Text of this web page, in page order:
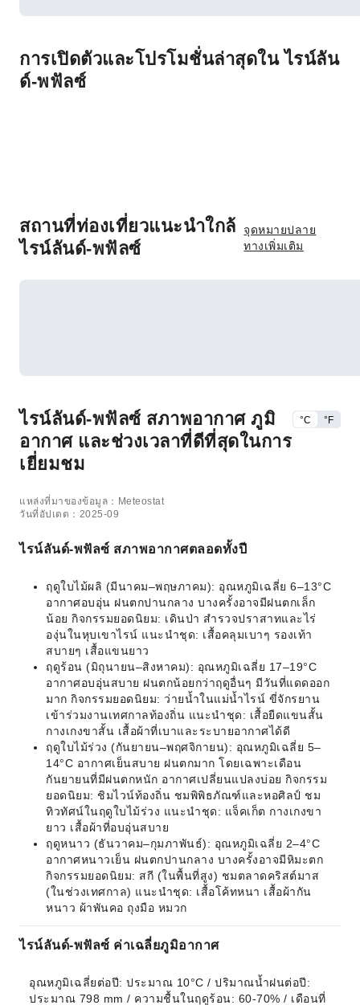
การเปิดตัวและโปรโมชั่นล่าสุดใน ไรน์ลัน
ด์-พฟัลซ์
สถานที่ท่องเที่ยวแนะนำใกล้
ไรน์ลันด์-พฟัลซ์
จุดหมายปลาย
ทางเพิ่มเติม
ไรน์ลันด์-พฟัลซ์ สภาพอากาศ ภูมิ
อากาศ และช่วงเวลาที่ดีที่สุดในการ
เยี่ยมชม
°C °F
แหล่งที่มาของข้อมูล：Meteostat
วันที่อัปเดต：2025-09
ไรน์ลันด์-พฟัลซ์ สภาพอากาศตลอดทั้งปี
ฤดูใบไม้ผลิ (มีนาคม–พฤษภาคม): อุณหภูมิเฉลี่ย 6–13°C
อากาศอบอุ่น ฝนตกปานกลาง บางครั้งอาจมีฝนตกเล็ก
น้อย กิจกรรมยอดนิยม: เดินป่า สำรวจปราสาทและไร่
องุ่นในหุบเขาไรน์ แนะนำชุด: เสื้อคลุมเบาๆ รองเท้า
สบายๆ เสื้อแขนยาว
ฤดูร้อน (มิถุนายน–สิงหาคม): อุณหภูมิเฉลี่ย 17–19°C
อากาศอบอุ่นสบาย ฝนตกน้อยกว่าฤดูอื่นๆ มีวันที่แดดออก
มาก กิจกรรมยอดนิยม: ว่ายน้ำในแม่น้ำไรน์ ขี่จักรยาน
เข้าร่วมงานเทศกาลท้องถิ่น แนะนำชุด: เสื้อยืดแขนสั้น
กางเกงขาสั้น เสื้อผ้าที่เบาและระบายอากาศได้ดี
ฤดูใบไม้ร่วง (กันยายน–พฤศจิกายน): อุณหภูมิเฉลี่ย 5–
14°C อากาศเย็นสบาย ฝนตกมาก โดยเฉพาะเดือน
กันยายนที่มีฝนตกหนัก อากาศเปลี่ยนแปลงบ่อย กิจกรรม
ยอดนิยม: ชิมไวน์ท้องถิ่น ชมพิพิธภัณฑ์และหอศิลป์ ชม
ทิวทัศน์ในฤดูใบไม้ร่วง แนะนำชุด: แจ็คเก็ต กางเกงขา
ยาว เสื้อผ้าที่อบอุ่นสบาย
ฤดูหนาว (ธันวาคม–กุมภาพันธ์): อุณหภูมิเฉลี่ย 2–4°C
อากาศหนาวเย็น ฝนตกปานกลาง บางครั้งอาจมีหิมะตก
กิจกรรมยอดนิยม: สกี (ในพื้นที่สูง) ชมตลาดคริสต์มาส
(ในช่วงเทศกาล) แนะนำชุด: เสื้อโค้ทหนา เสื้อผ้ากัน
หนาว ผ้าพันคอ ถุงมือ หมวก
ไรน์ลันด์-พฟัลซ์ ค่าเฉลี่ยภูมิอากาศ
อุณหภูมิเฉลี่ยต่อปี: ประมาณ 10°C / ปริมาณน้ำฝนต่อปี:
ประมาณ 798 mm / ความชื้นในฤดูร้อน: 60-70% / เดือนที่